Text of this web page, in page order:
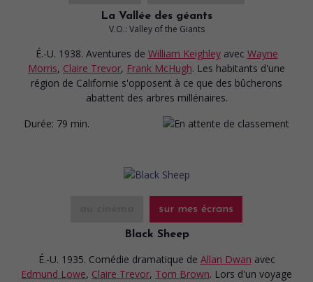
La Vallée des géants
V.O.: Valley of the Giants
É.-U. 1938. Aventures de William Keighley avec Wayne
Morris, Claire Trevor, Frank McHugh. Les habitants d'une
région de Californie s'opposent à ce que des bûcherons
abattent des arbres millénaires.
Durée: 79 min.
sur mes écrans
Black Sheep
É.-U. 1935. Comédie dramatique de Allan Dwan avec
Edmund Lowe, Claire Trevor, Tom Brown. Lors d'un voyage